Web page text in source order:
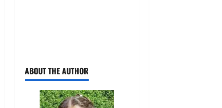
ABOUT THE AUTHOR